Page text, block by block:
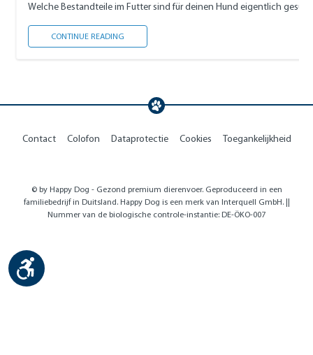
Welche Bestandteile im Futter sind für deinen Hund eigentlich
CONTINUE READING
Contact Colofon Dataprotectie Cookies Toegankelijkheid
© by Happy Dog - Gezond premium dierenvoer. Geproduceerd in een
familiebedrijf in Duitsland. Happy Dog is een merk van Interquell GmbH. ||
Nummer van de biologische controle-instantie: DE-ÖKO-007
Show toolbar